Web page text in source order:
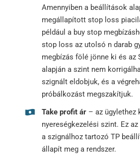
Amennyiben a beállítások
megállapított stop loss
például a buy stop
stop loss az utolsó n darab
megbízás fölé jönne ki és az
alapján a szint nem
szignált eldobjuk, és a
próbálkozást megszakítjuk.
Take profit ár – az ügylethez
nyereségkezelési szint. Ez
a szignálhoz tartozó TP
állapít meg a rendszer.